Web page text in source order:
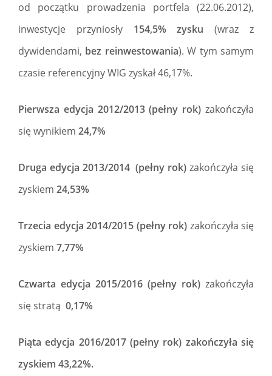
od początku prowadzenia portfela (22.06.2012),
inwestycje przyniosły 154,5% zysku (wraz z
dywidendami, bez reinwestowania). W tym samym
czasie referencyjny WIG zyskał 46,17%.
Pierwsza edycja 2012/2013 (pełny rok) zakończyła
się wynikiem 24,7%
Druga edycja 2013/2014 (pełny rok) zakończyła się
zyskiem 24,53%
Trzecia edycja 2014/2015 (pełny rok) zakończyła się
zyskiem 7,77%
Czwarta edycja 2015/2016 (pełny rok) zakończyła
się stratą 0,17%
Piąta edycja 2016/2017 (pełny rok) zakończyła się
zyskiem 43,22%.